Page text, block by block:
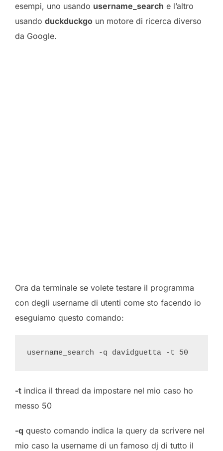
esempi, uno usando username_search e l’altro
usando duckduckgo un motore di ricerca diverso
da Google.
Ora da terminale se volete testare il programma
con degli username di utenti come sto facendo io
eseguiamo questo comando:
-t indica il thread da impostare nel mio caso ho
messo 50
-q questo comando indica la query da scrivere nel
mio caso la username di un famoso dj di tutto il